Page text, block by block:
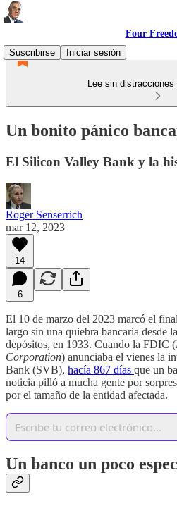
Four
Suscribirse
Iniciar sesión
Lee sin
Un bonito pánico
El Silicon Valley Bank y la
Roger Senserrich
mar 12, 2023
14
6
El 10 de marzo del 2023 marcó el
largo sin una quiebra bancaria desde
depósitos, en 1933. Cuando la FDIC (
Corporation) anunciaba el vienes la
Bank (SVB), hacía 867 días que un
noticia pilló a mucha gente por
por el tamaño de la entidad afectada.
Un banco un poco